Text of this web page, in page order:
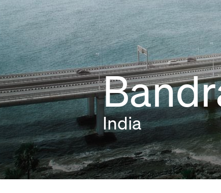
India